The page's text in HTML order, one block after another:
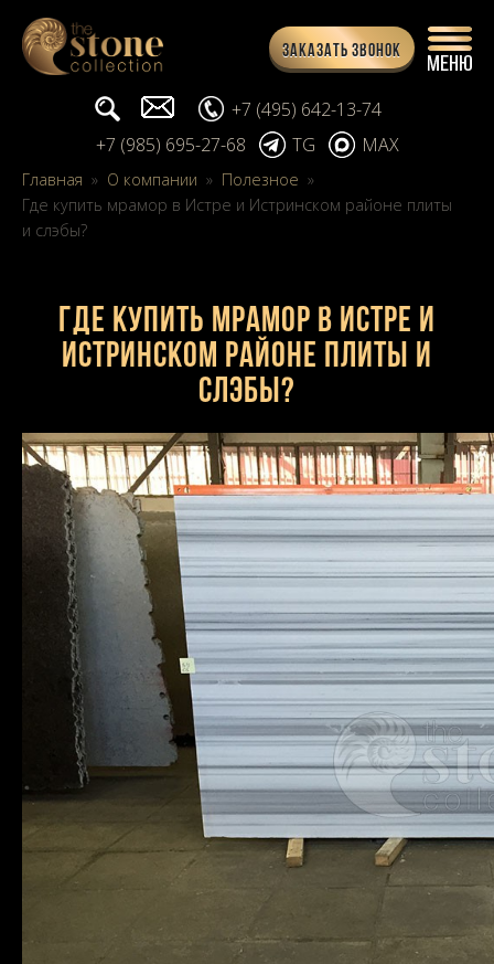
Заказать звонок
Поиск... info@stone-collection.ru
+7 (495) 642-13-74
+7 (985) 695-27-68
TG MAX
Главная » О компании » Полезное »
Где купить мрамор в Истре и Истринском районе плиты
и слэбы?
Где купить мрамор в Истре и
Истринском районе плиты и
слэбы?